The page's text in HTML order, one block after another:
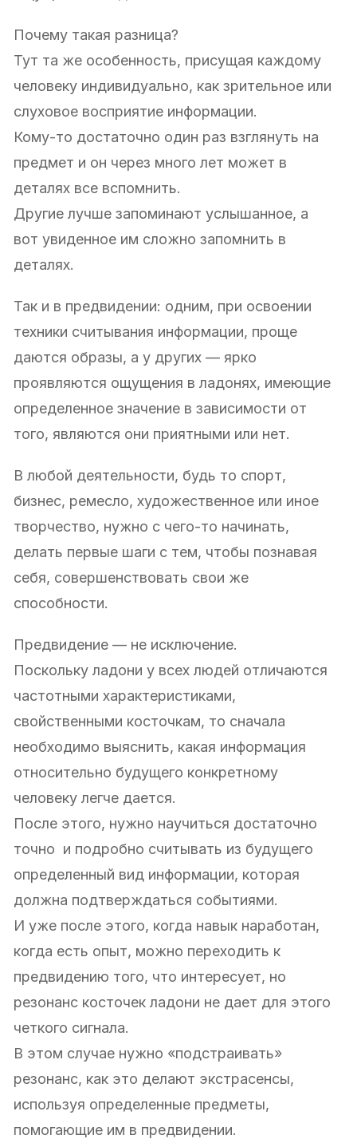
Почему такая разница?
Тут та же особенность, присущая каждому
человеку индивидуально, как зрительное или
слуховое восприятие информации.
Кому-то достаточно один раз взглянуть на
предмет и он через много лет может в
деталях все вспомнить.
Другие лучше запоминают услышанное, а
вот увиденное им сложно запомнить в
деталях.
Так и в предвидении: одним, при освоении
техники считывания информации, проще
даются образы, а у других — ярко
проявляются ощущения в ладонях, имеющие
определенное значение в зависимости от
того, являются они приятными или нет.
В любой деятельности, будь то спорт,
бизнес, ремесло, художественное или иное
творчество, нужно с чего-то начинать,
делать первые шаги с тем, чтобы познавая
себя, совершенствовать свои же
способности.
Предвидение — не исключение.
Поскольку ладони у всех людей отличаются
частотными характеристиками,
свойственными косточкам, то сначала
необходимо выяснить, какая информация
относительно будущего конкретному
человеку легче дается.
После этого, нужно научиться достаточно
точно и подробно считывать из будущего
определенный вид информации, которая
должна подтверждаться событиями.
И уже после этого, когда навык наработан,
когда есть опыт, можно переходить к
предвидению того, что интересует, но
резонанс косточек ладони не дает для этого
четкого сигнала.
В этом случае нужно «подстраивать»
резонанс, как это делают экстрасенсы,
используя определенные предметы,
помогающие им в предвидении.